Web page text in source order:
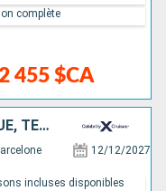
455 $CA
complète
ESPAGNE, PORTUGAL, MAJORQUE, TENERIFE, LANZAROTE, MAROC
12/12/2027
incluses disponibles